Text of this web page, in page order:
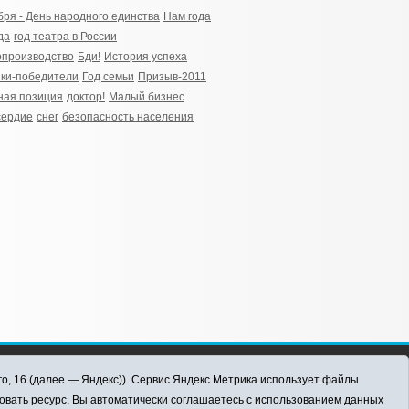
- День народного единства Нам года
год театра в России
Бди! История успеха
победители Год семьи Призыв-2011
позиция доктор! Малый бизнес
снег безопасность населения
16 (далее — Яндекс)). Сервис Яндекс.Метрика использует файлы
ресурс, Вы автоматически соглашаетесь с использованием данных